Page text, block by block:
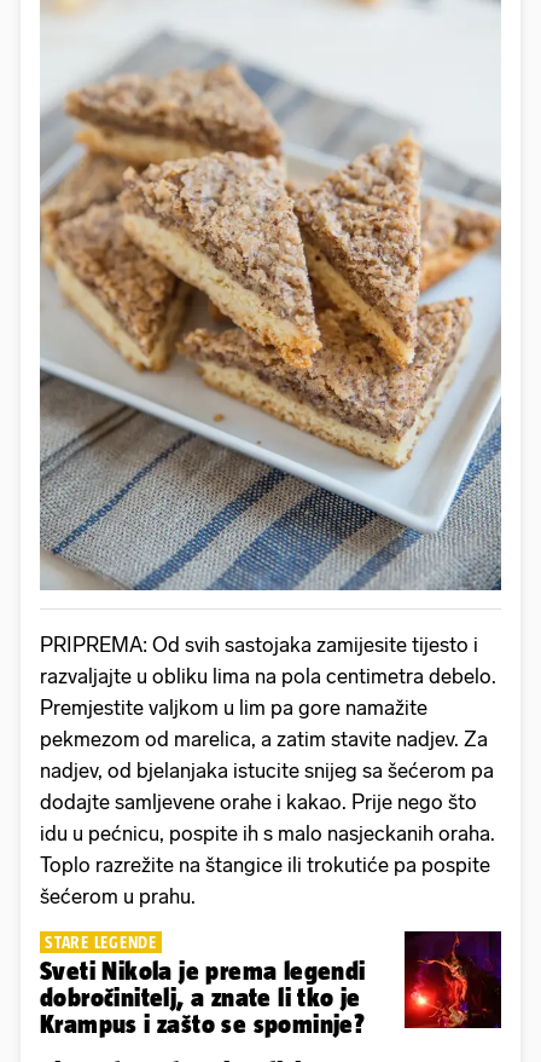
PRIPREMA: Od svih sastojaka zamijesite tijesto i
razvaljajte u obliku lima na pola centimetra debelo.
Premjestite valjkom u lim pa gore namažite
pekmezom od marelica, a zatim stavite nadjev. Za
nadjev, od bjelanjaka istucite snijeg sa šećerom pa
dodajte samljevene orahe i kakao. Prije nego što
idu u pećnicu, pospite ih s malo nasjeckanih oraha.
Toplo razrežite na štangice ili trokutiće pa pospite
šećerom u prahu.
STARE LEGENDE
Sveti Nikola je prema legendi
dobročinitelj, a znate li tko je
Krampus i zašto se spominje?